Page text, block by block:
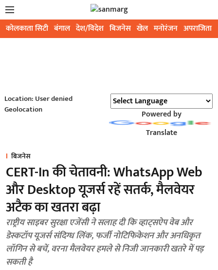
कोलकाता सिटी बंगाल देश/विदेश बिजनेस खेल मनोरंजन अपराजिता
Location: User denied
Geolocation
Powered by
Translate
बिजनेस
CERT-In की चेतावनी: WhatsApp Web
और Desktop यूजर्स रहें सतर्क, मैलवेयर
अटैक का खतरा बढ़ा
राष्ट्रीय साइबर सुरक्षा एजेंसी ने सलाह दी कि व्हाट्सऐप वेब और
डेस्कटॉप यूजर्स संदिग्ध लिंक, फर्जी नोटिफिकेशन और अनधिकृत
लॉगिन से बचें, वरना मैलवेयर हमले से निजी जानकारी खतरे में पड़
सकती है